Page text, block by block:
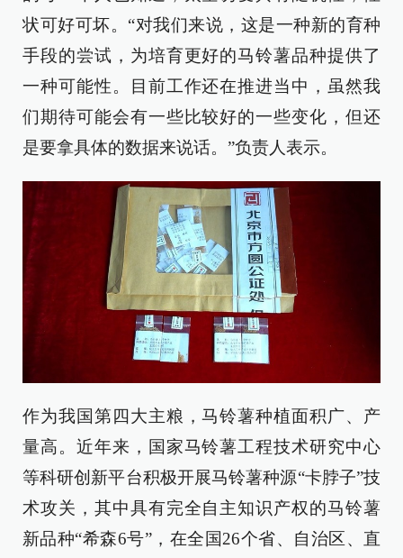
状可好可坏。“对我们来说，这是一种新的育种
手段的尝试，为培育更好的马铃薯品种提供了
一种可能性。目前工作还在推进当中，虽然我
们期待可能会有一些比较好的一些变化，但还
是要拿具体的数据来说话。”负责人表示。
作为我国第四大主粮，马铃薯种植面积广、产
量高。近年来，国家马铃薯工程技术研究中心
等科研创新平台积极开展马铃薯种源“卡脖子”技
术攻关，其中具有完全自主知识产权的马铃薯
新品种“希森6号”，在全国26个省、自治区、直